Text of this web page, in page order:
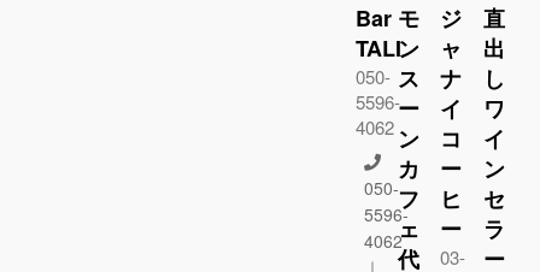
Bar
TALI
050-
5596-
4062
050-
5596-
4062
｜
モ
ン
ス
ー
ン
カ
フ
ェ
代
ジ
ャ
ナ
イ
コ
ー
ヒ
ー
03-
直
出
し
ワ
イ
ン
セ
ラ
ー